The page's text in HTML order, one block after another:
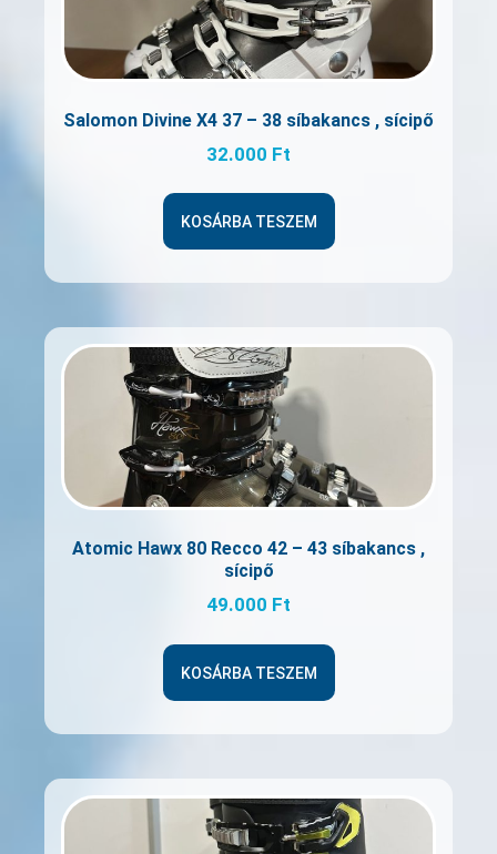
Salomon Divine X4 37 – 38 síbakancs , sícipő
32.000 Ft
KOSÁRBA TESZEM
Atomic Hawx 80 Recco 42 – 43 síbakancs ,
sícipő
49.000 Ft
KOSÁRBA TESZEM